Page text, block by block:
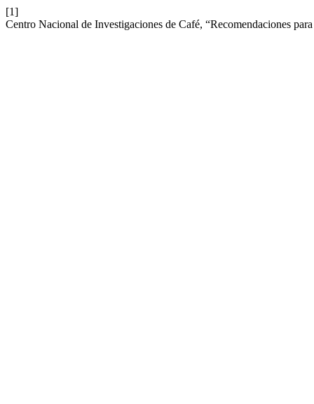
[1]
Centro Nacional de Investigaciones de Café, “Recomendaciones